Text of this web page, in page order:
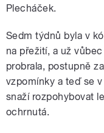
Plecháček.
Sedm týdnů byla v
na přežití, a už
probrala, postupně
vzpomínky a teď se
snaží rozpohybovat
ochrnutá.